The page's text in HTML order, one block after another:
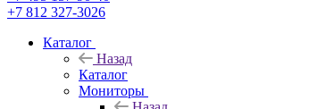
+7 812 327-3026
Каталог
Назад
Каталог
Мониторы